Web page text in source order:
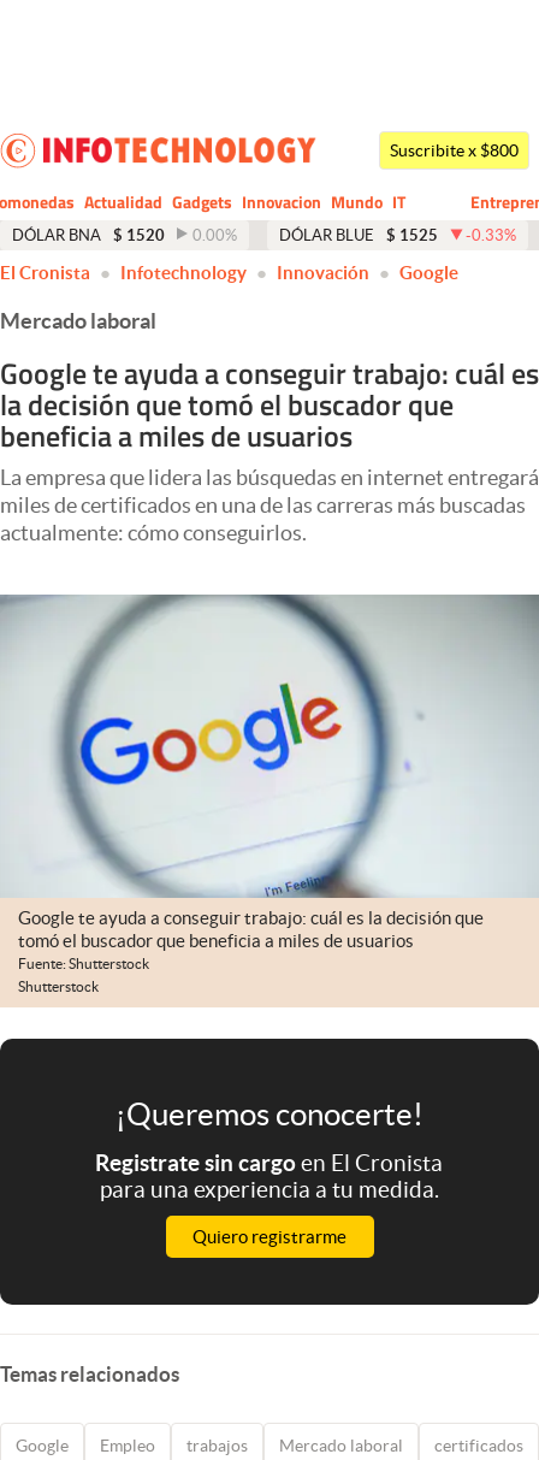
Dólar
Economía y Política
Finanzas y Mercados
Mercados Online
Negocios
Columnistas
Apertura
Clase
Mundial 2026
Eventos Corporativos
El Cronista Studio
abre en nueva pestaña
Argentina
Suscribite x $800
Actualidad Gadgets Innovacion Mundo
CIO
IT
Business
DÓLAR BNA $ 1520 0.00% DÓLAR BLUE $ 1525 -0.33%
El Cronista Infotechnology Innovación Google
Mercado laboral
Google te ayuda a conseguir trabajo: cuál es
la decisión que tomó el buscador que
beneficia a miles de usuarios
La empresa que lidera las búsquedas en internet entregará
miles de certificados en una de las carreras más buscadas
actualmente: cómo conseguirlos.
Google te ayuda a conseguir trabajo: cuál es la decisión que
tomó el buscador que beneficia a miles de usuarios
Fuente: Shutterstock
Shutterstock
¡Queremos conocerte!
Registrate sin cargoen El Cronista
para una experiencia a tu medida.
Quiero registrarme
Temas relacionados
Google Empleo trabajos Mercado laboral certificados